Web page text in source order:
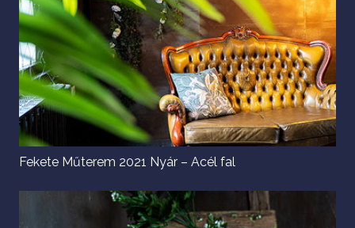
Fekete Műterem 2021 Nyár – Acél fal